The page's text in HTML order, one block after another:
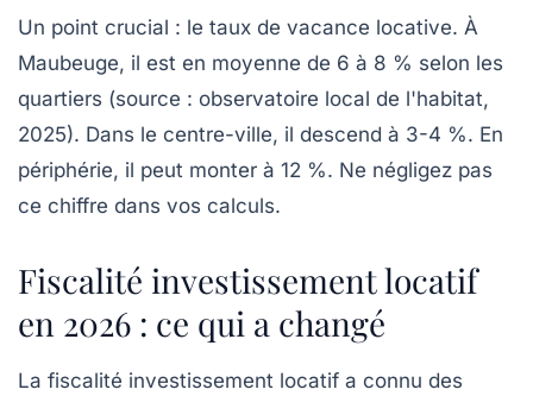
Un point crucial : le taux de vacance locative. À
Maubeuge, il est en moyenne de 6 à 8 % selon les
quartiers (source : observatoire local de l'habitat,
2025). Dans le centre-ville, il descend à 3-4 %. En
périphérie, il peut monter à 12 %. Ne négligez pas
ce chiffre dans vos calculs.
Fiscalité investissement locatif
en 2026 : ce qui a changé
La fiscalité investissement locatif a connu des